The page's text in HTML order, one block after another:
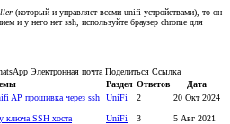
(который и управляет всеми unifi устройствами), то он
и у него нет ssh, используйте браузер chrome для
Электронная почта Поделиться Ссылка
Раздел Ответов
Дата
AP прошивка через ssh UniFi 2 20 Окт 2024
ключа SSH хоста UniFi 3 5 Авг 2021